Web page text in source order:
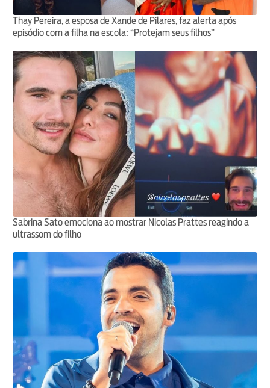
Thay Pereira, a esposa de Xande de Pilares, faz alerta após
episódio com a filha na escola: “Protejam seus filhos”
Sabrina Sato emociona ao mostrar Nicolas Prattes reagindo a
ultrassom do filho